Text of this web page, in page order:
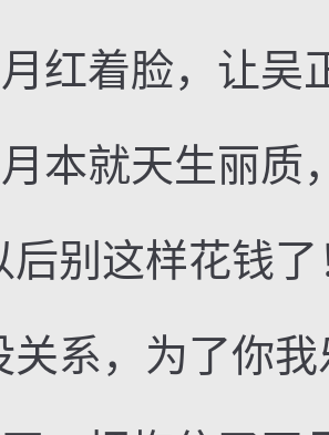
着脸，让吴正
就天生丽质
别这样花钱了
系，为了你我